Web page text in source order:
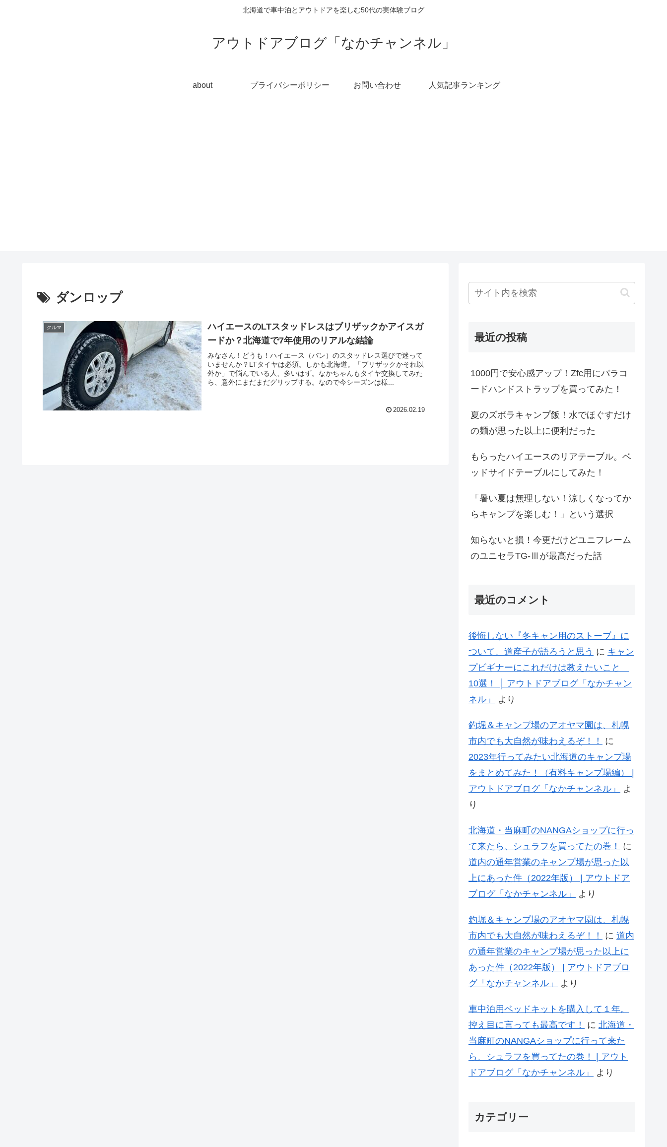
北海道で車中泊とアウトドアを楽しむ50代の実体験ブログ
アウトドアブログ「なかチャンネル」
about プライバシーポリシー お問い合わせ 人気記事ランキング
ダンロップ
クルマ
ハイエースのLTスタッドレスはブリザックかアイスガ
ードか？北海道で7年使用のリアルな結論
みなさん！どうも！ハイエース（バン）のスタッドレス選びで迷って
いませんか？LTタイヤは必須。しかも北海道。「ブリザックかそれ以
外か」で悩んでいる人、多いはず。なかちゃんもタイヤ交換してみた
ら、意外にまだまだグリップする。なので今シーズンは様...
2026.02.19
最近の投稿
1000円で安心感アップ！Zfc用にパラコ
ードハンドストラップを買ってみた！
夏のズボラキャンプ飯！水でほぐすだけ
の麺が思った以上に便利だった
もらったハイエースのリアテーブル。ベ
ッドサイドテーブルにしてみた！
「暑い夏は無理しない！涼しくなってか
らキャンプを楽しむ！」という選択
知らないと損！今更だけどユニフレーム
のユニセラTG-Ⅲが最高だった話
最近のコメント
後悔しない『冬キャン用のストーブ』に
ついて、道産子が語ろうと思う に キャン
プビギナーにこれだけは教えたいこと
10選！ │ アウトドアブログ「なかチャン
ネル」
より
釣堀＆キャンプ場のアオヤマ園は、札幌
市内でも大自然が味わえるぞ！！
に
2023年行ってみたい北海道のキャンプ場
をまとめてみた！（有料キャンプ場編） |
アウトドアブログ「なかチャンネル」
よ
り
北海道・当麻町のNANGAショップに行っ
て来たら、シュラフを買ってたの巻！
に
道内の通年営業のキャンプ場が思った以
上にあった件（2022年版） | アウトドア
ブログ「なかチャンネル」
より
釣堀＆キャンプ場のアオヤマ園は、札幌
市内でも大自然が味わえるぞ！！
に 道内
の通年営業のキャンプ場が思った以上に
あった件（2022年版） | アウトドアブロ
グ「なかチャンネル」
より
車中泊用ベッドキットを購入して１年。
控え目に言っても最高です！
に 北海道・
当麻町のNANGAショップに行って来た
ら、シュラフを買ってたの巻！ | アウト
ドアブログ「なかチャンネル」
より
カテゴリー